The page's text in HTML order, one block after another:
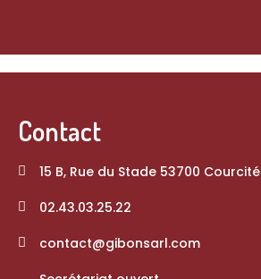
Contact
15 B, Rue du Stade 53700 Courcité
02.43.03.25.22
contact@gibonsarl.com